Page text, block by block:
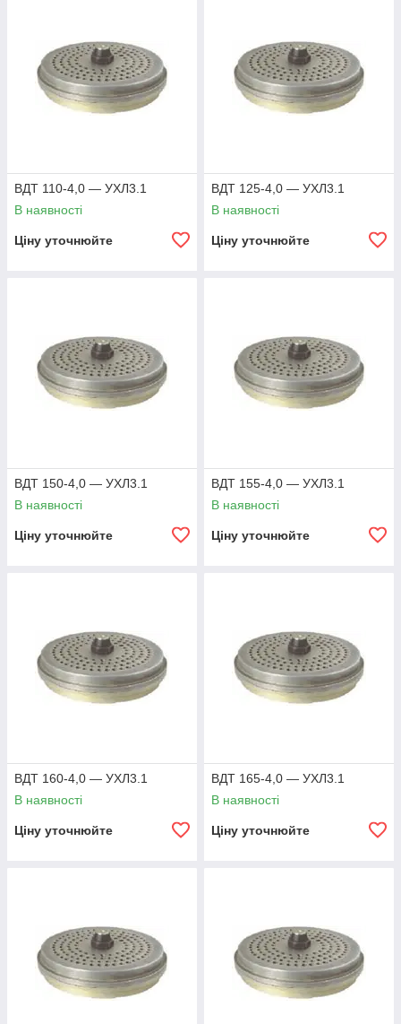
ВДТ 110-4,0 — УХЛ3.1
В наявності
Ціну уточнюйте
ВДТ 125-4,0 — УХЛ3.1
В наявності
Ціну уточнюйте
ВДТ 150-4,0 — УХЛ3.1
В наявності
Ціну уточнюйте
ВДТ 155-4,0 — УХЛ3.1
В наявності
Ціну уточнюйте
ВДТ 160-4,0 — УХЛ3.1
В наявності
Ціну уточнюйте
ВДТ 165-4,0 — УХЛ3.1
В наявності
Ціну уточнюйте